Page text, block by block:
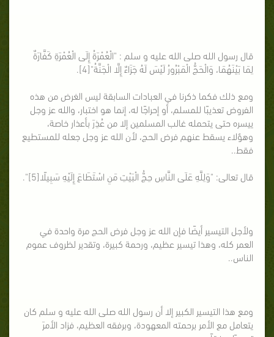
قال رسول الله صلى الله عليه و سلم : "الْعُمْرَةُ إِلَى الْعُمْرَةِ كَفَّارَةٌ
لِمَا بَيْنَهُمَا، وَالْحَجُّ الْمَبْرُورُ لَيْسَ لَهُ جَزَاءٌ إِلَّا الْجَنَّةُ"[4].
ومع ذلك فكما ذكرنا في العبادات السابقة ليس الغرض من هذه
الفروض تعذيبًا للمسلم، أو إحراجًا له، إنما هو اختبار، والله عز وجل
ييسره حتى يتحمله غالب المسلمين إلا من عُذِرَ بأعذار خاصة،
وهؤلاء يسقط عنهم فرض الحج، لأن الله عز وجل جعله للمستطيع
فقط..
قال تعالى: "وَلِلَّهِ عَلَى النَّاسِ حِجُّ الْبَيْتِ مَنِ اسْتَطَاعَ إِلَيْهِ سَبِيلًا[5]".
ولأجل التيسير أيضًا فإن الله عز وجل فرض الحج مرة واحدة في
العمر كله، وهذا تيسير عظيم، ورحمة كبيرة، وتقدير لظروف عموم
الناس..
ومع هذا التيسير الكبير إلا أن رسول الله صلى الله عليه و سلم كان
يتعامل مع الأمر برحمته المعهودة، وبرفقه العظيم، فزاد الأمرَ